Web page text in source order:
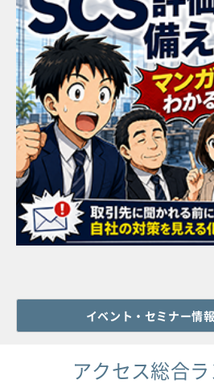
イベント・セミナー情
アクセス総合